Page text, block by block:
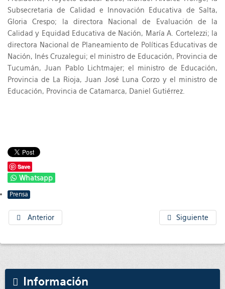
Subsecretaria de Calidad e Innovación Educativa de Salta,
Gloria Crespo; la directora Nacional de Evaluación de la
Calidad y Equidad Educativa de Nación, María A. Cortelezzi; la
directora Nacional de Planeamiento de Políticas Educativas de
Nación, Inés Cruzalegui; el ministro de Educación, Provincia de
Tucumán, Juan Pablo Lichtmajer; el ministro de Educación,
Provincia de La Rioja, Juan José Luna Corzo y el ministro de
Educación, Provincia de Catamarca, Daniel Gutiérrez.
Save
Whatsapp
Prensa
Anterior Siguiente
Información